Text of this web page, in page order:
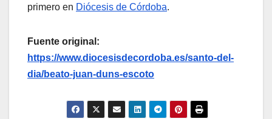
primero en Diócesis de Córdoba.
Fuente original:
https://www.diocesisdecordoba.es/santo-del-
dia/beato-juan-duns-escoto